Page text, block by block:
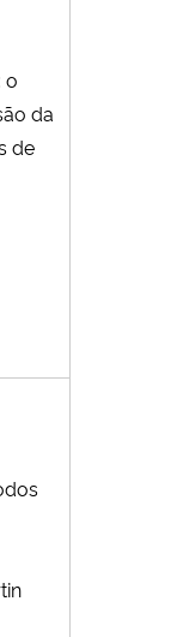
o
da
de